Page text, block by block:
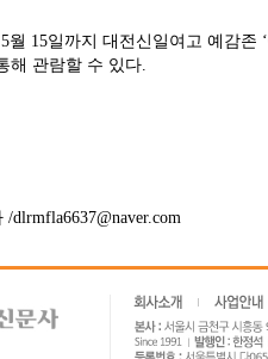
월 15일까지 대전신일여고 예감존
해 관람할 수 있다.